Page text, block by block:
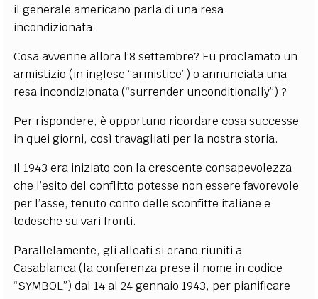
il generale americano parla di una resa
incondizionata.
Cosa avvenne allora l’8 settembre? Fu proclamato un
armistizio (in inglese “armistice”) o annunciata una
resa incondizionata (“surrender unconditionally”) ?
Per rispondere, è opportuno ricordare cosa successe
in quei giorni, così travagliati per la nostra storia.
Il 1943 era iniziato con la crescente consapevolezza
che l’esito del conflitto potesse non essere favorevole
per l’asse, tenuto conto delle sconfitte italiane e
tedesche su vari fronti.
Parallelamente, gli alleati si erano riuniti a
Casablanca (la conferenza prese il nome in codice
“SYMBOL”) dal 14 al 24 gennaio 1943, per pianificare